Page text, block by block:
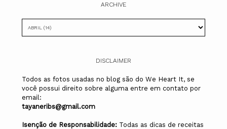
ARCHIVE
DISCLAIMER
Todos as fotos usadas no blog são do We Heart It, se
você possui direito sobre alguma entre em contato por
email:
tayaneribs@gmail.com
Isenção de Responsabilidade: Todas as dicas de receitas